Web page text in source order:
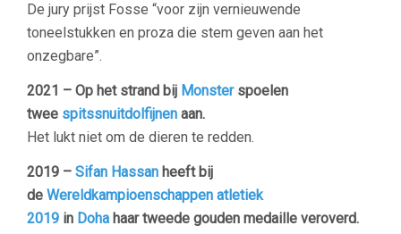
De jury prijst Fosse “voor zijn vernieuwende
toneelstukken en proza die stem geven aan het
onzegbare”.
2021 – Op het strand bij Monsterspoelen
twee spitssnuitdolfijnen aan.
Het lukt niet om de dieren te redden.
2019 – Sifan Hassan heeft bij
de Wereldkampioenschappen atletiek
2019 in Doha haar tweede gouden medaille veroverd.